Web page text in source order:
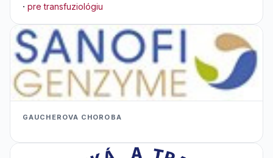
· pre transfuziológiu
GAUCHEROVA CHOROBA